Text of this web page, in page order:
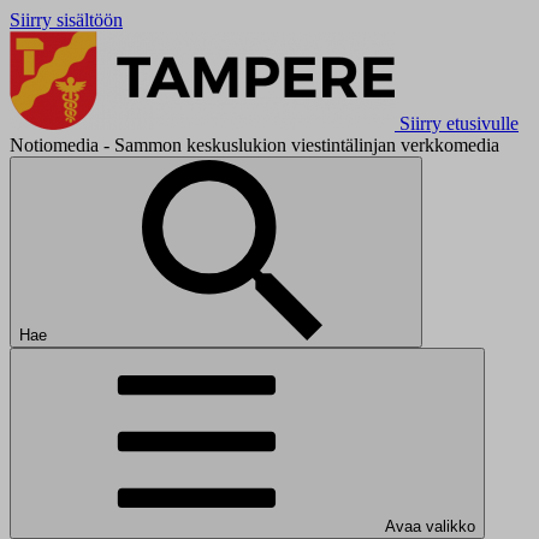
Siirry sisältöön
Siirry etusivulle
Notiomedia - Sammon keskuslukion viestintälinjan verkkomedia
Hae
Avaa valikko